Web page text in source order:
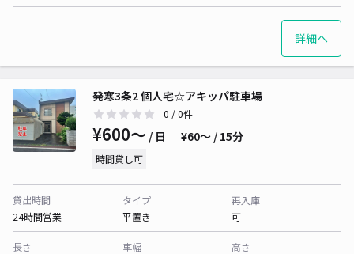
詳細へ
発寒3条2 個人宅☆アキッパ駐車場
0 / 0件
¥600〜 / 日 ¥60〜 / 15分
時間貸し可
貸出時間
24時間営業
タイプ
平置き
再入庫
可
長さ
車幅
高さ